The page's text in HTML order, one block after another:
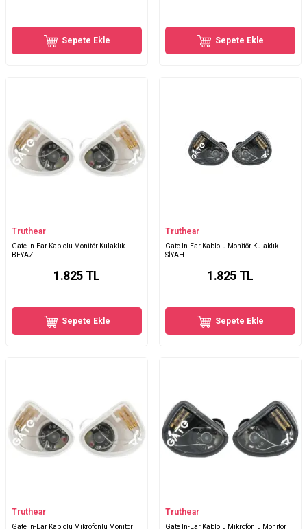
Sepete Ekle Sepete Ekle
Truthear
Gate In-Ear Kablolu Monitör Kulaklık -
BEYAZ
1.825 TL
Sepete Ekle
Truthear
Gate In-Ear Kablolu Monitör Kulaklık -
SİYAH
1.825 TL
Sepete Ekle
Truthear
Gate In-Ear Kablolu Mikrofonlu Monitör
Truthear
Gate In-Ear Kablolu Mikrofonlu Monitör